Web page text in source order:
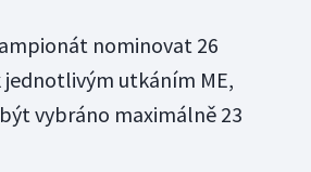
nominovat 26
utkáním ME,
vybráno maximálně 23